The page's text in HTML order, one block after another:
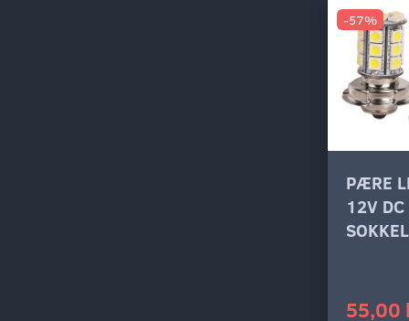
-57%
PÆRE
12V
55,00